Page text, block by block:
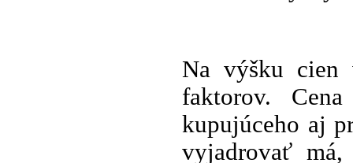
Na výšku cien
faktorov.
kupujúceho aj
vyjadrovať